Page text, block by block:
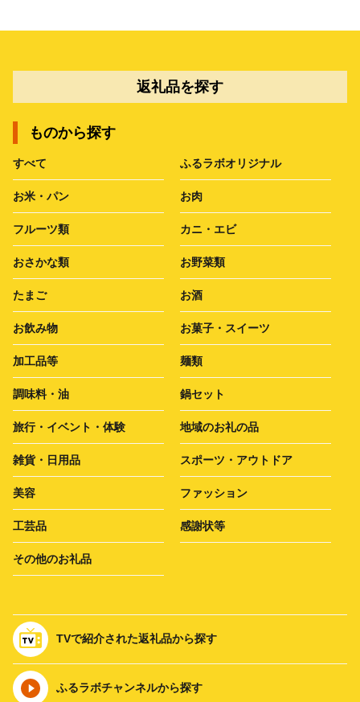
返礼品を探す
ものから探す
すべて ふるラボオリジナル
お米・パン お肉
フルーツ類 カニ・エビ
おさかな類 お野菜類
たまご お酒
お飲み物 お菓子・スイーツ
加工品等 麺類
調味料・油 鍋セット
旅行・イベント・体験 地域のお礼の品
雑貨・日用品 スポーツ・アウトドア
美容 ファッション
工芸品 感謝状等
その他のお礼品
TVで紹介された返礼品から探す
ふるラボチャンネルから探す